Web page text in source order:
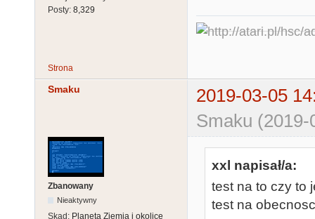
Posty: 8,329
Strona
Smaku
2019-03-05
Smaku
Zbanowany
Nieaktywny
Skąd: Planeta Ziemia i okolice
xxl napisał/a:
test na to czy to
test na